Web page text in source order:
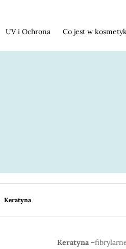
UV i Ochrona Co jest w
Keratyna
Keratyna